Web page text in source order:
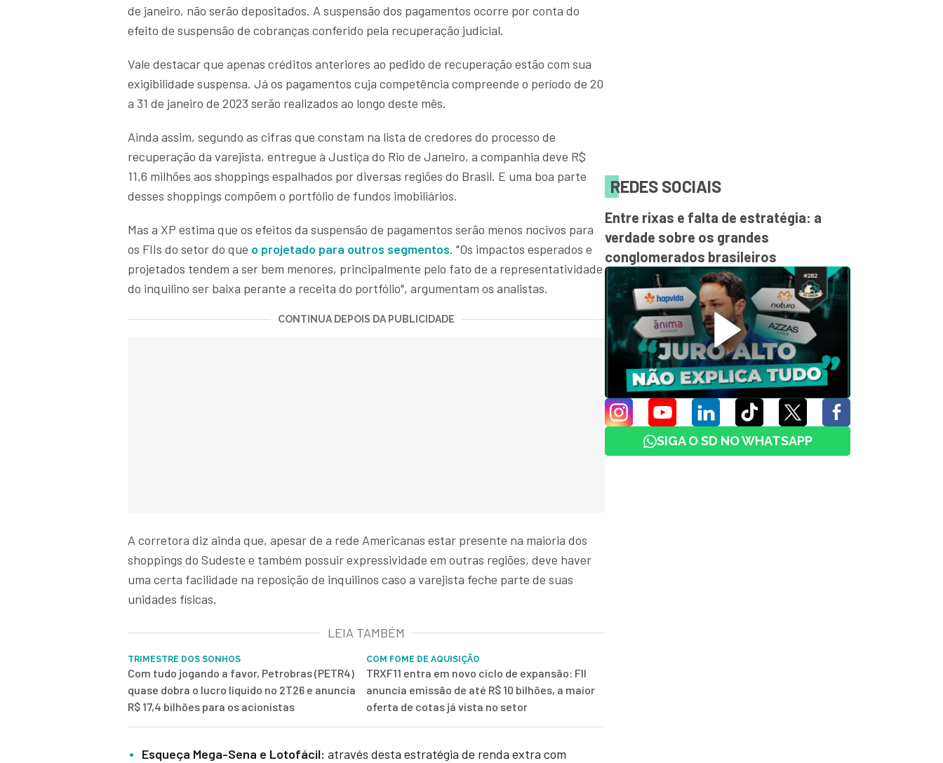
de janeiro, não serão depositados. A suspensão dos pagamentos ocorre por conta do
efeito de suspensão de cobranças conferido pela recuperação judicial.
Vale destacar que apenas créditos anteriores ao pedido de recuperação estão com sua
exigibilidade suspensa. Já os pagamentos cuja competência compreende o período de 20
a 31 de janeiro de 2023 serão realizados ao longo deste mês.
Ainda assim, segundo as cifras que constam na lista de credores do processo de
recuperação da varejista, entregue à Justiça do Rio de Janeiro, a companhia deve R$
11,6 milhões aos shoppings espalhados por diversas regiões do Brasil. E uma boa parte
desses shoppings compõem o portfólio de fundos imobiliários.
Mas a XP estima que os efeitos da suspensão de pagamentos serão menos nocivos para
os FIIs do setor do que o projetado para outros segmentos. "Os impactos esperados e
projetados tendem a ser bem menores, principalmente pelo fato de a representatividade
do inquilino ser baixa perante a receita do portfólio", argumentam os analistas.
CONTINUA DEPOIS DA PUBLICIDADE
A corretora diz ainda que, apesar de a rede Americanas estar presente na maioria dos
shoppings do Sudeste e também possuir expressividade em outras regiões, deve haver
uma certa facilidade na reposição de inquilinos caso a varejista feche parte de suas
unidades físicas.
LEIA TAMBÉM
TRIMESTRE DOS SONHOS
Com tudo jogando a favor, Petrobras (PETR4)
quase dobra o lucro líquido no 2T26 e anuncia
R$ 17,4 bilhões para os acionistas
COM FOME DE AQUISIÇÃO
TRXF11 entra em novo ciclo de expansão: FII
anuncia emissão de até R$ 10 bilhões, a maior
oferta de cotas já vista no setor
Esqueça Mega-Sena e Lotofácil: através desta estratégia de renda extra com
REDES SOCIAIS
Entre rixas e falta de estratégia: a
verdade sobre os grandes
conglomerados brasileiros
SIGA O SD NO WHATSAPP